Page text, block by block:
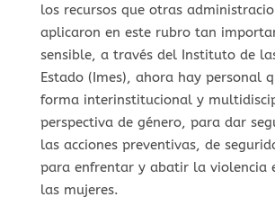
los recursos que otras
aplicaron en este rubro tan
sensible, a través del Instituto de
Estado (Imes), ahora hay personal
forma interinstitucional y
perspectiva de género, para dar
las acciones preventivas, de
para enfrentar y abatir la violencia
las mujeres.